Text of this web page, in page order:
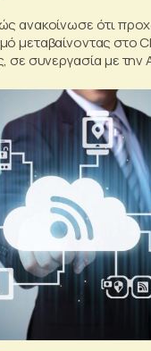
ανακοίνωσε ότι
μεταβαίνοντας στο
σε συνεργασία με την